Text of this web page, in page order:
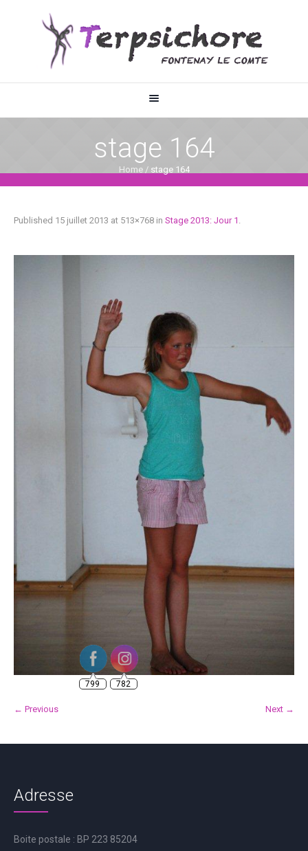
stage 164
Home / stage 164
Published 15 juillet 2013 at 513×768 in Stage 2013: Jour 1 .
← Previous Next →
Adresse
Boite postale : BP 223 85204
799 782